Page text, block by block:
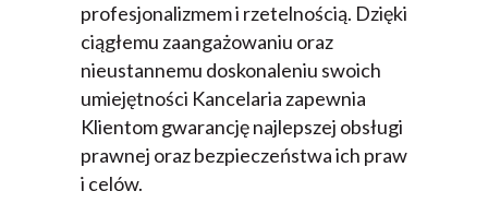
profesjonalizmem i rzetelnością. Dzięki
ciągłemu zaangażowaniu oraz
nieustannemu doskonaleniu swoich
umiejętności Kancelaria zapewnia
Klientom gwarancję najlepszej obsługi
prawnej oraz bezpieczeństwa ich praw
i celów.